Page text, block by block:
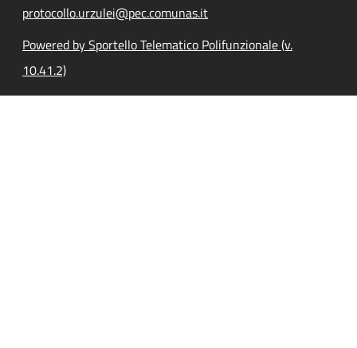
protocollo.urzulei@pec.comunas.it
Powered by Sportello Telematico Polifunzionale (v.
10.41.2)